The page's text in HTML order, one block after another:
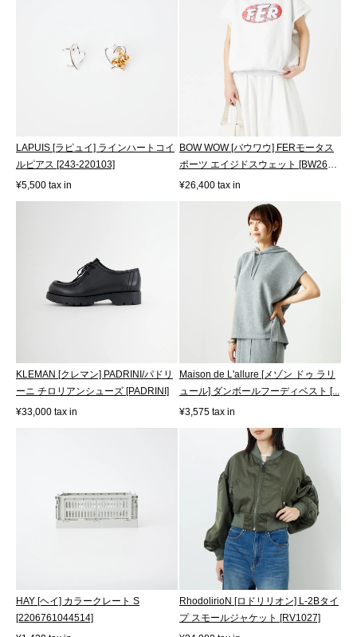
LAPUIS [ラピュイ] ラインハートコイ
ルピアス [243-220103]
¥5,500 tax in
BOW WOW [バウワウ] FERモータス
ポーツ エイジドスウェット [BW261-
FMSSS]
¥26,400 tax in
KLEMAN [クレマン] PADRINI/パドリ
ーニ チロリアンシューズ [PADRINI]
¥33,000 tax in
Maison de L'allure [メゾン ドゥ ラリ
ュール] ダンボールフーディベスト [...
¥3,575 tax in
HAY [ヘイ] カラークレート S
[2206761044514]
RhodolirioN [ロドリリオン] L-2Bタイ
プ スモールジャケット [RV1027]